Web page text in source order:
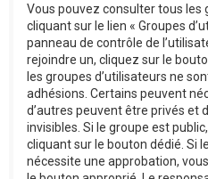
Vous pouvez consulter tous les
cliquant sur le lien « Groupes
panneau de contrôle de
rejoindre un, cliquez sur le
les groupes d’utilisateurs ne
adhésions. Certains peuvent
d’autres peuvent être privés et
invisibles. Si le groupe est
cliquant sur le bouton dédié. Si
nécessite une approbation,